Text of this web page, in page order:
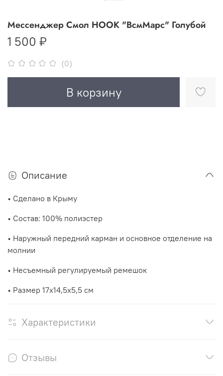
(0)
Мессенджер Смол HOOK "ВсмМарс" Голубой
1 500 ₽
В корзину
Описание
• Сделано в Крыму
• Состав: 100% полиэстер
• Наружный передний карман и основное отделение на
молнии
• Несъемный регулируемый ремешок
• Размер 17х14,5х5,5 см
Характеристики
Отзывы